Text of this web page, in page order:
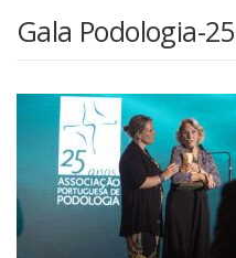
Gala Podologia-